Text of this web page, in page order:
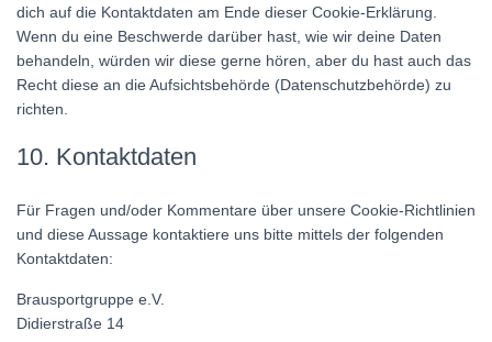
dich auf die Kontaktdaten am Ende dieser Cookie-Erklärung.
Wenn du eine Beschwerde darüber hast, wie wir deine Daten
behandeln, würden wir diese gerne hören, aber du hast auch das
Recht diese an die Aufsichtsbehörde (Datenschutzbehörde) zu
richten.
10. Kontaktdaten
Für Fragen und/oder Kommentare über unsere Cookie-Richtlinien
und diese Aussage kontaktiere uns bitte mittels der folgenden
Kontaktdaten:
Brausportgruppe e.V.
Didierstraße 14